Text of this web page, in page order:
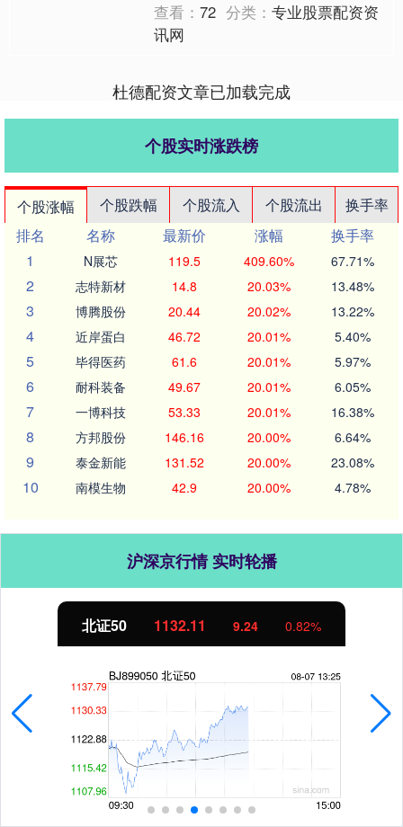
查看：72 分类：专业股票配资资
讯网
杜德配资文章已加载完成
个股实时涨跌榜
个股涨幅 个股跌幅 个股流入 个股流出
换手率
排名
名称 最新价 涨幅
换手率
1
N展芯 119.5 409.60% 67.71%
2 志特新材 14.8 20.03% 13.48%
3 博腾股份 20.44 20.02% 13.22%
4 近岸蛋白 46.72 20.01% 5.40%
5 毕得医药 61.6 20.01% 5.97%
6 耐科装备 49.67 20.01% 6.05%
7 一博科技 53.33 20.01% 16.38%
8 方邦股份 146.16 20.00% 6.64%
9 泰金新能 131.52 20.00% 23.08%
10 南模生物 42.9 20.00% 4.78%
沪深京行情 实时轮播
北证50 1132.12 9.25 0.82%